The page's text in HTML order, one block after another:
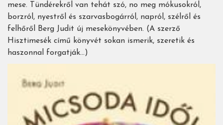
mese. Tündérekről van tehát szó, no meg mókusokról,
borzról, nyestről és szarvasbogárról, napról, szélről és
felhőről Berg Judit új mesekönyvében. (A szerző
Hisztimesék című könyvét sokan ismerik, szeretik és
haszonnal forgatják…)